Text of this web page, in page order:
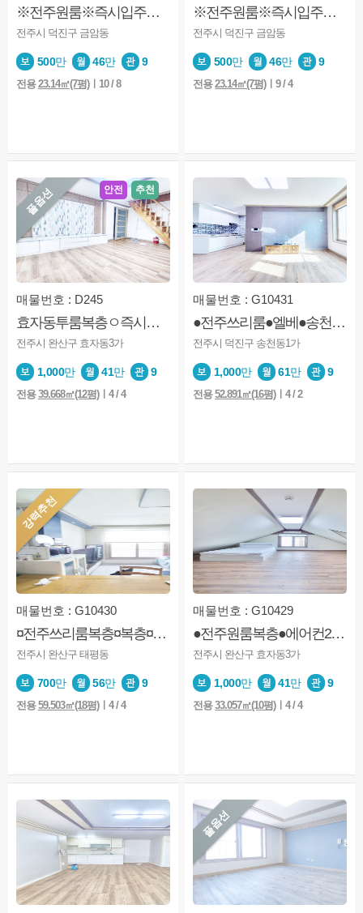
※전주원룸※즉시입주※컨디션보장※전북대※오피스텔형
전주시 덕진구 금암동
500만 46만 9
전용23.14㎡(7평)ㅣ10 / 8
※전주원룸※즉시입주※컨디션보장※전북대※오피스텔형
전주시 덕진구 금암동
500만 46만 9
전용23.14㎡(7평)ㅣ9 / 4
풀옵션 안전 추천
매물번호 : D245
효자동투룸복층ㅇ즉시입주ㅇ기전중ㅇ화장실2개ㅇ에어컨2대ㅇ깔끔
전주시 완산구 효자동3가
1,000만 41만 9
전용39.668㎡(12평)ㅣ4 / 4
매물번호 : G10431
●전주쓰리룸●엘베●송천동쓰리룸●주차편함
전주시 덕진구 송천동1가
1,000만 61만 9
전용52.891㎡(16평)ㅣ4 / 2
강력추천
매물번호 : G10430
¤전주쓰리룸복층¤복층¤옷장¤중앙시장¤아아파크¤엘베¤복층
전주시 완산구 태평동
700만 56만 9
전용59.503㎡(18평)ㅣ4 / 4
매물번호 : G10429
●전주원룸복층●에어컨2대●화장실2개●즉시입주
전주시 완산구 효자동3가
1,000만 41만 9
전용33.057㎡(10평)ㅣ4 / 4
풀옵션